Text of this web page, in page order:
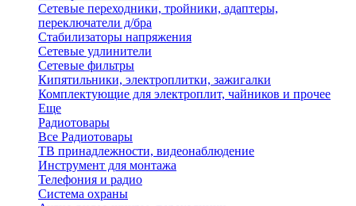
Сетевые переходники, тройники, адаптеры,
переключатели д/бра
Стабилизаторы напряжения
Сетевые удлинители
Сетевые фильтры
Кипятильники, электроплитки, зажигалки
Комплектующие для электроплит, чайников и прочее
Еще
Радиотовары
Все Радиотовары
ТВ принадлежности, видеонаблюдение
Инструмент для монтажа
Телефония и радио
Система охраны